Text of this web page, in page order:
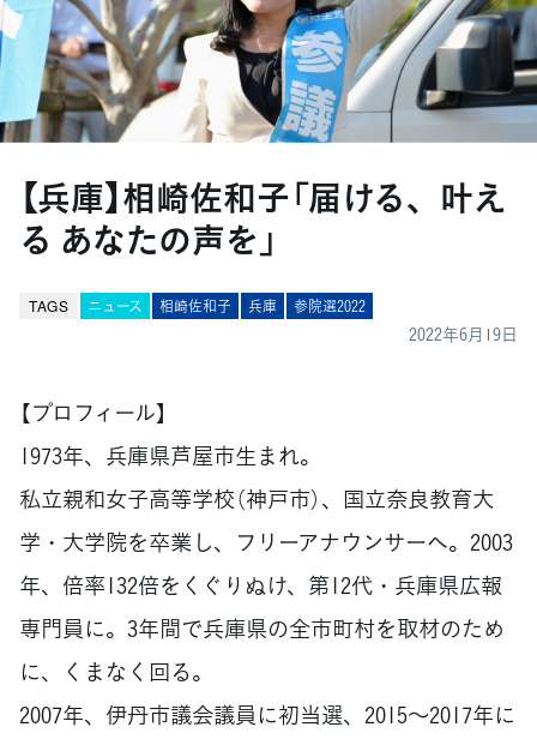
【兵庫】相崎佐和子「届ける、叶え
る あなたの声を」
TAGS ニュース 相崎佐和子 兵庫 参院選2022
2022年6月19日
【プロフィール】
1973年、兵庫県芦屋市生まれ。
私立親和女子高等学校（神戸市）、国立奈良教育大
学・大学院を卒業し、フリーアナウンサーへ。2003
年、倍率132倍をくぐりぬけ、第12代・兵庫県広報
専門員に。3年間で兵庫県の全市町村を取材のため
に、くまなく回る。
2007年、伊丹市議会議員に初当選、2015～2017年に